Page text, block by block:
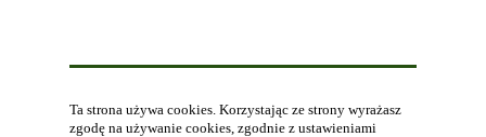
Ta strona używa cookies. Korzystając ze strony wyrażasz
zgodę na używanie cookies, zgodnie z ustawieniami